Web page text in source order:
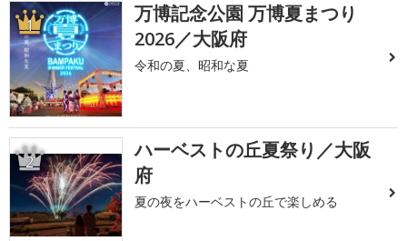
1
万博記念公園 万博夏まつり
2026／大阪府
令和の夏、昭和な夏
2
ハーベストの丘夏祭り／大阪
府
夏の夜をハーベストの丘で楽しめる